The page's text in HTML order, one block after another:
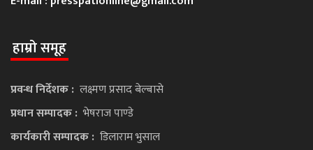
हाम्रो समूह
प्रवन्ध निर्देशक : लक्ष्मण प्रसाद बेल्बासे
प्रधान सम्पादक : भेषराज पाण्डे
कार्यकारी सम्पादक : डिलाराम भुसाल